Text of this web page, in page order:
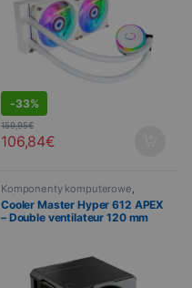
-33%
106,84€
159,95€
Komponenty komputerowe
Informatyka , Chłodzenie
Cooler Master Hyper 612 APEX
– Double ventilateur 120 mm